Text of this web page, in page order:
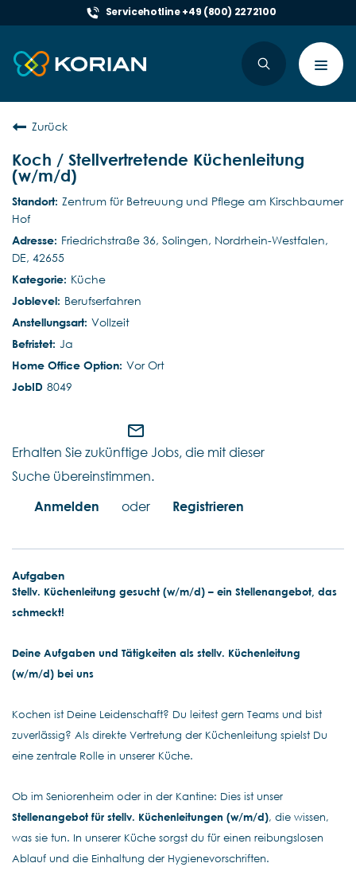
Servicehotline +49 (800) 2272100
Zurück
Koch / Stellvertretende Küchenleitung
(w/m/d)
Zentrum für Betreuung und Pflege am Kirschbaumer
Hof
Friedrichstraße 36, Solingen, Nordrhein-Westfalen,
DE, 42655
Küche
Berufserfahren
Vollzeit
Ja
Vor Ort
8049
mail_outline
Erhalten Sie zukünftige Jobs, die mit dieser
Suche übereinstimmen.
Anmelden
oder Registrieren
Aufgaben
Stellv. Küchenleitung gesucht (w/m/d) – ein Stellenangebot, das
schmeckt!
Deine Aufgaben und Tätigkeiten als stellv. Küchenleitung
(w/m/d) bei uns
Kochen ist Deine Leidenschaft? Du leitest gern Teams und bist
zuverlässig? Als direkte Vertretung der Küchenleitung spielst Du
eine zentrale Rolle in unserer Küche.
Ob im Seniorenheim oder in der Kantine: Dies ist unser
Stellenangebot für stellv. Küchenleitungen (w/m/d), die wissen,
was sie tun. In unserer Küche sorgst du für einen reibungslosen
Ablauf und die Einhaltung der Hygienevorschriften.